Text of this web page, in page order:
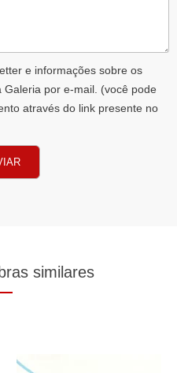
e informações sobre os
por e-mail. (você pode
através do link presente no
similares